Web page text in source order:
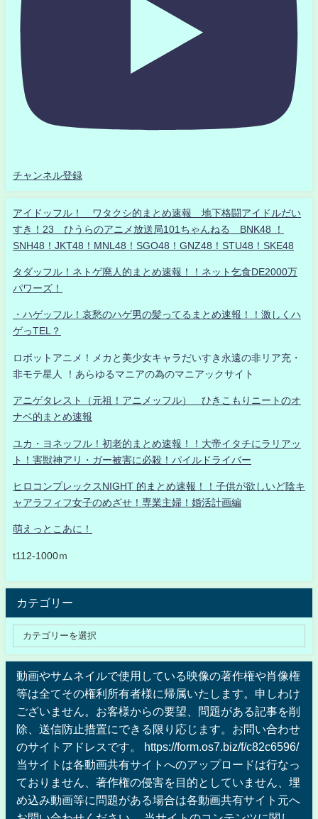
チャンネル登録
アイドッフル！ ワタクシ的まとめ速報 地下格闘アイドルだい
すき！23 ひうらのアニメ放送局101ちゃんねる BNK48 ！
SNH48！JKT48！MNL48！SGO48！GNZ48！STU48！SKE48
タダッフル！ネトゲ廃人的まとめ速報！！ネット乞食DE2000万
パワーズ！
・ハゲッフル！哀愁のハゲ男の髪ってるまとめ速報！！激しくハ
ゲっTEL？
ロボットアニメ！メカと美少女キャラだいすき永遠の非リア充・
非モテ星人 ！あらゆるマニアの為のマニアックサイト
アニゲタレスト（元祖！アニメッフル） ひきこもりニートのオ
ナベ的まとめ速報
ユカ・ヨネッフル！初老的まとめ速報！！大帝イタチにラリアッ
ト！害獣神アリ・ガー被害に必殺！パイルドライバー
ヒロコンプレックスNIGHT 的まとめ速報！！子供が欲しいど陰キ
ャアラフィフ女子のめざせ！専業主婦！婚活計画編
萌えっとこあに！
t112-1000ｍ
カテゴリー
動画やサムネイルで使用している映像の著作権や肖像権
等は全てその権利所有者様に帰属いたします。申しわけ
ございません。お客様からの要望、問題がある記事を削
除、送信防止措置にできる限り応じます。お問い合わせ
のサイトアドレスです。 https://form.os7.biz/f/c82c6596/
当サイトは各動画共有サイトへのアップロードは行なっ
ておりません、著作権の侵害を目的としていません、埋
め込み動画等に問題がある場合は各動画共有サイト元へ